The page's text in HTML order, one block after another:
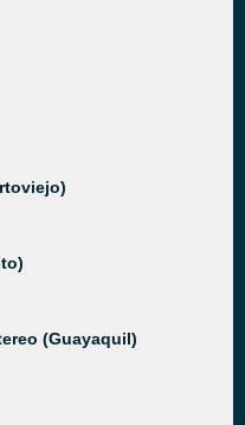
(Guayaquil)